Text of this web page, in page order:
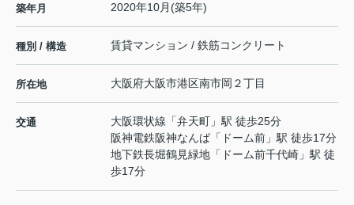
築年月 2020年10月(築5年)
種別 / 構造 賃貸マンション / 鉄筋コンクリート
所在地 大阪府大阪市港区南市岡 ２丁目
交通 大阪環状線 「弁天町 」駅 徒歩25分
阪神電鉄阪神なんば 「 ドーム前 」駅 徒歩17分
地下鉄長堀鶴見緑地 「 ドーム前千代崎 」駅 徒
歩17分